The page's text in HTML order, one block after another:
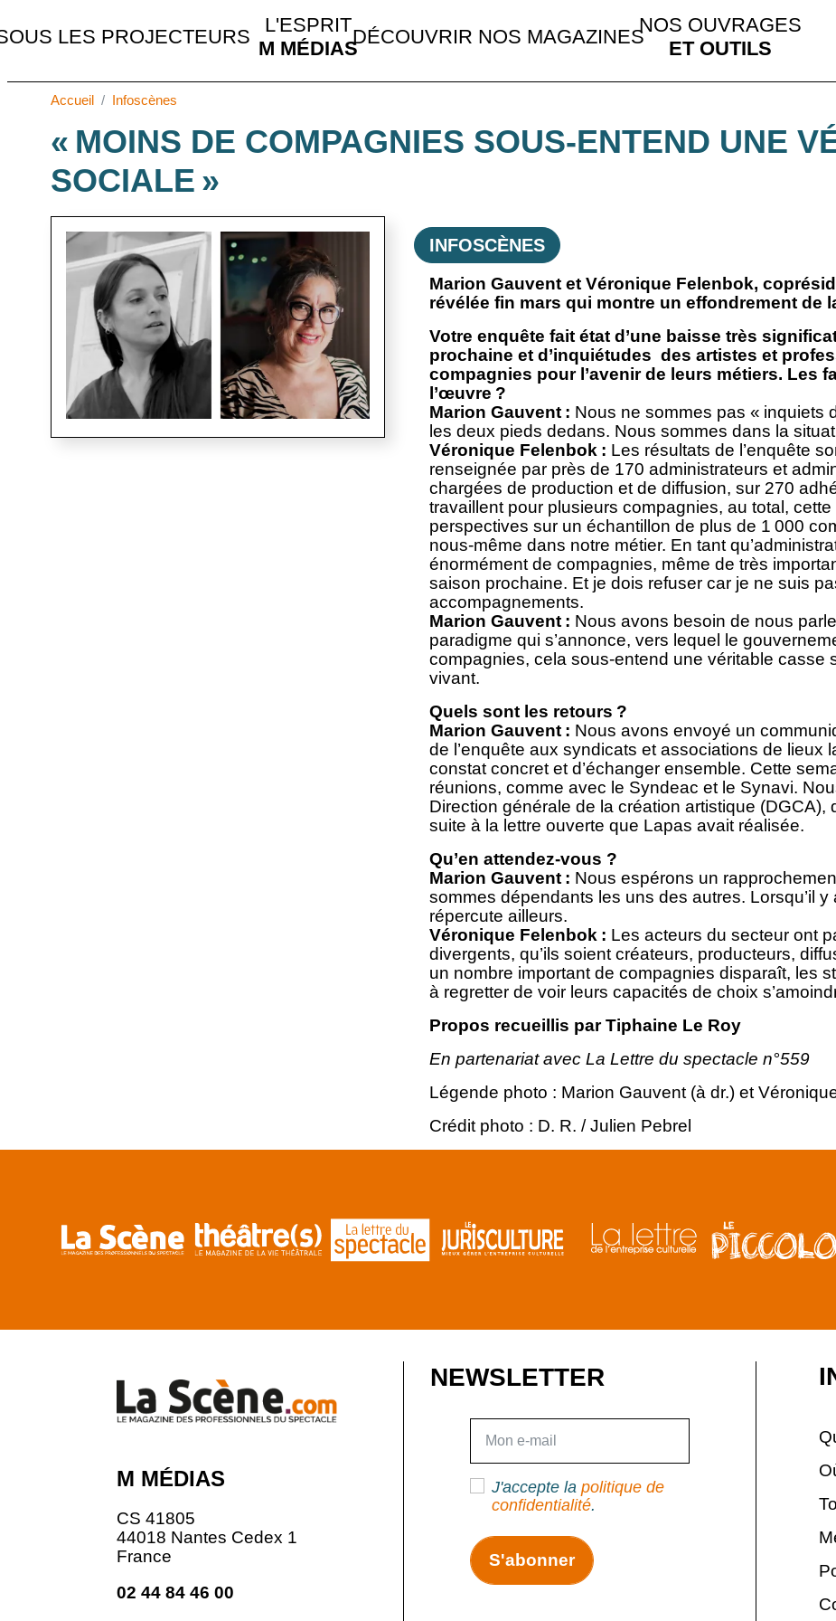
MAIN NAVIGATION
LES PROJECTEURS
L'ESPRIT
M MÉDIAS
DÉCOUVRIR NOS MAGAZINES
NOS OUVRAGES
ET OUTILS
Accueil Infoscènes
« MOINS DE COMPAGNIES SOUS-ENTEND UNE
SOCIALE »
INFOSCÈNES
Image
Marion Gauvent et Véronique Felenbok,
révélée fin mars qui montre un effondrement de
Votre enquête fait état d’une baisse très
prochaine et d’inquiétudes des artistes et
compagnies pour l’avenir de leurs métiers. Les
l’œuvre ?
Marion Gauvent : Nous ne sommes pas « inquiets
les deux pieds dedans. Nous sommes dans la
Véronique Felenbok : Les résultats de l’enquête
renseignée par près de 170 administrateurs et
chargées de production et de diffusion, sur 270
travaillent pour plusieurs compagnies, au total,
perspectives sur un échantillon de plus de 1 000
nous-même dans notre métier. En tant
énormément de compagnies, même de très
saison prochaine. Et je dois refuser car je ne suis
accompagnements.
Marion Gauvent : Nous avons besoin de nous
paradigme qui s’annonce, vers lequel le
compagnies, cela sous-entend une véritable casse
vivant.
Quels sont les retours ?
Marion Gauvent : Nous avons envoyé un
de l’enquête aux syndicats et associations de lieux
constat concret et d’échanger ensemble. Cette
réunions, comme avec le Syndeac et le Synavi.
Direction générale de la création artistique (DGCA),
suite à la lettre ouverte que Lapas avait réalisée.
Qu’en attendez-vous ?
Marion Gauvent : Nous espérons un
sommes dépendants les uns des autres. Lorsqu’il
répercute ailleurs.
Véronique Felenbok : Les acteurs du secteur ont
divergents, qu’ils soient créateurs, producteurs,
un nombre important de compagnies disparaît, les
à regretter de voir leurs capacités de choix
Propos recueillis par Tiphaine Le Roy
En partenariat avec La Lettre du spectacle n°559
Légende photo : Marion Gauvent (à dr.) et
Crédit photo : D. R. / Julien Pebrel
M MÉDIAS
CS 41805
44018 Nantes Cedex 1
France
02 44 84 46 00
NEWSLETTER
J'accepte la politique de
confidentialité.